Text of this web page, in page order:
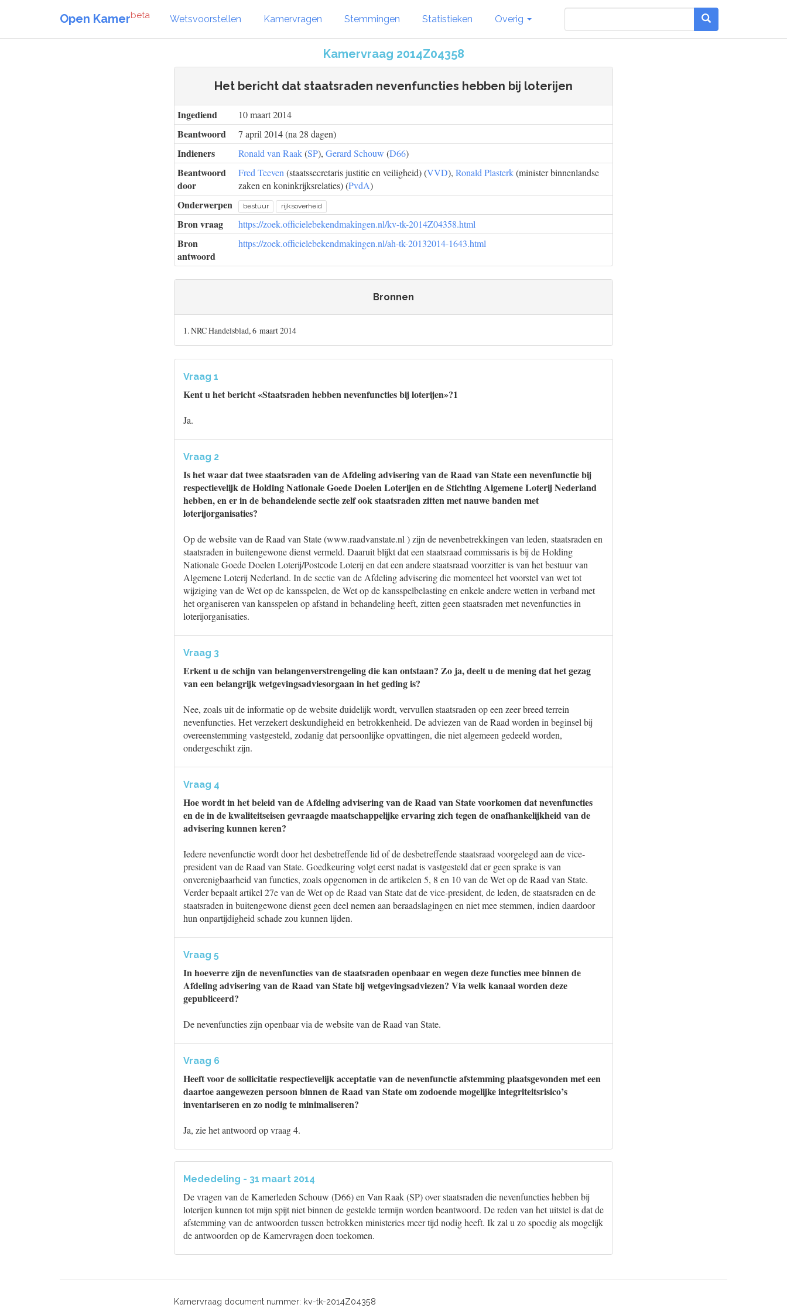
Open Kamerbeta Wetsvoorstellen Kamervragen Stemmingen Statistieken Overig
Kamervraag 2014Z04358
Het bericht dat staatsraden nevenfuncties hebben bij loterijen
Ingediend 10 maart 2014
Beantwoord 7 april 2014 (na 28 dagen)
Indieners Ronald van Raak(SP), Gerard Schouw (D66)
Beantwoord
door
Fred Teeven (staatssecretaris justitie en veiligheid) (VVD), Ronald Plasterk(minister binnenlandse
zaken en koninkrijksrelaties) (PvdA)
Onderwerpen bestuur rijksoverheid
Bron vraag https://zoek.officielebekendmakingen.nl/kv-tk-2014Z04358.html
Bron
antwoord
https://zoek.officielebekendmakingen.nl/ah-tk-20132014-1643.html
Bronnen
1. NRC Handelsblad, 6 maart 2014
Vraag 1
Kent u het bericht «Staatsraden hebben nevenfuncties bij loterijen»?1
Ja.
Vraag 2
Is het waar dat twee staatsraden van de Afdeling advisering van de Raad van State een nevenfunctie bij
respectievelijk de Holding Nationale Goede Doelen Loterijen en de Stichting Algemene Loterij Nederland
hebben, en er in de behandelende sectie zelf ook staatsraden zitten met nauwe banden met
loterijorganisaties?
Op de website van de Raad van State (www.raadvanstate.nl ) zijn de nevenbetrekkingen van leden, staatsraden en
staatsraden in buitengewone dienst vermeld. Daaruit blijkt dat een staatsraad commissaris is bij de Holding
Nationale Goede Doelen Loterij/Postcode Loterij en dat een andere staatsraad voorzitter is van het bestuur van
Algemene Loterij Nederland. In de sectie van de Afdeling advisering die momenteel het voorstel van wet tot
wijziging van de Wet op de kansspelen, de Wet op de kansspelbelasting en enkele andere wetten in verband met
het organiseren van kansspelen op afstand in behandeling heeft, zitten geen staatsraden met nevenfuncties in
loterijorganisaties.
Vraag 3
Erkent u de schijn van belangenverstrengeling die kan ontstaan? Zo ja, deelt u de mening dat het gezag
van een belangrijk wetgevingsadviesorgaan in het geding is?
Nee, zoals uit de informatie op de website duidelijk wordt, vervullen staatsraden op een zeer breed terrein
nevenfuncties. Het verzekert deskundigheid en betrokkenheid. De adviezen van de Raad worden in beginsel bij
overeenstemming vastgesteld, zodanig dat persoonlijke opvattingen, die niet algemeen gedeeld worden,
ondergeschikt zijn.
Vraag 4
Hoe wordt in het beleid van de Afdeling advisering van de Raad van State voorkomen dat nevenfuncties
en de in de kwaliteitseisen gevraagde maatschappelijke ervaring zich tegen de onafhankelijkheid van de
advisering kunnen keren?
Iedere nevenfunctie wordt door het desbetreffende lid of de desbetreffende staatsraad voorgelegd aan de vice-
president van de Raad van State. Goedkeuring volgt eerst nadat is vastgesteld dat er geen sprake is van
onverenigbaarheid van functies, zoals opgenomen in de artikelen 5, 8 en 10 van de Wet op de Raad van State.
Verder bepaalt artikel 27e van de Wet op de Raad van State dat de vice-president, de leden, de staatsraden en de
staatsraden in buitengewone dienst geen deel nemen aan beraadslagingen en niet mee stemmen, indien daardoor
hun onpartijdigheid schade zou kunnen lijden.
Vraag 5
In hoeverre zijn de nevenfuncties van de staatsraden openbaar en wegen deze functies mee binnen de
Afdeling advisering van de Raad van State bij wetgevingsadviezen? Via welk kanaal worden deze
gepubliceerd?
De nevenfuncties zijn openbaar via de website van de Raad van State.
Vraag 6
Heeft voor de sollicitatie respectievelijk acceptatie van de nevenfunctie afstemming plaatsgevonden met een
daartoe aangewezen persoon binnen de Raad van State om zodoende mogelijke integriteitsrisico’s
inventariseren en zo nodig te minimaliseren?
Ja, zie het antwoord op vraag 4.
Mededeling - 31 maart 2014
De vragen van de Kamerleden Schouw (D66) en Van Raak (SP) over staatsraden die nevenfuncties hebben bij
loterijen kunnen tot mijn spijt niet binnen de gestelde termijn worden beantwoord. De reden van het uitstel is dat de
afstemming van de antwoorden tussen betrokken ministeries meer tijd nodig heeft. Ik zal u zo spoedig als mogelijk
de antwoorden op de Kamervragen doen toekomen.
Kamervraag document nummer: kv-tk-2014Z04358